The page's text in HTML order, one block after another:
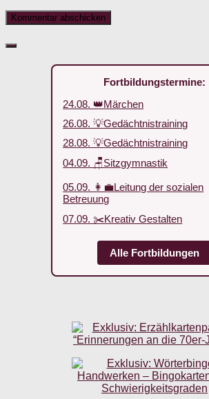
Fortbildungstermine:
24.08. 👑Märchen
26.08. 💡Gedächtnistraining
28.08. 💡Gedächtnistraining
04.09. 🪑Sitzgymnastik
05.09. 👩‍💼Leitung der sozialen
Betreuung
07.09. ✂️Kreativ Gestalten
Alle Fortbildungen